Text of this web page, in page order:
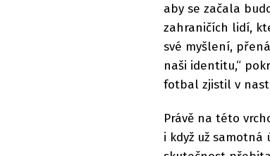
aby se začala
zahraničích lidí,
své myšlení,
naši identitu,“
fotbal zjistil v
Právě na této
i když už